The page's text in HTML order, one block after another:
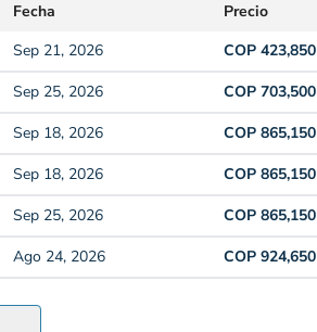
Fecha
Precio
Sep 21, 2026
COP 423,850
Sep 25, 2026
COP 703,500
Sep 18, 2026
COP 865,150
Sep 18, 2026
COP 865,150
Sep 25, 2026
COP 865,150
Ago 24, 2026 COP 924,650